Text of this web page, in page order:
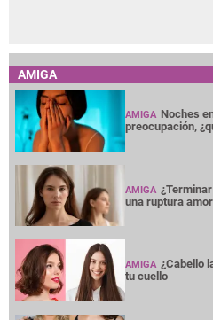
AMIGA
AMIGA Noches
preocupación,
AMIGA
una ruptura
AMIGA ¿Cabello
tu cuello